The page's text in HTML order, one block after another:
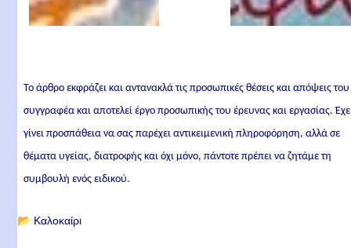
Το άρθρο εκφράζει και αντανακλά τις προσωπικές θέσεις και απόψεις του
συγγραφέα και αποτελεί έργο προσωπικής του έρευνας και εργασίας.
γίνει προσπάθεια να σας παρέχει αντικειμενική πληροφόρηση, αλλά σε
θέματα υγείας, διατροφής και όχι μόνο, πάντοτε πρέπει να ζητάμε τη
συμβουλή ενός ειδικού.
📂 Καλοκαίρι